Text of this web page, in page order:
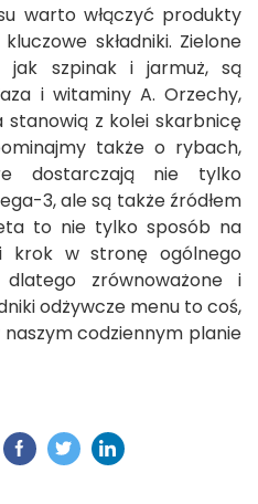
warto włączyć produkty
składniki. Zielone
jak szpinak i jarmuż, są
i witaminy A. Orzechy,
stanowią z kolei skarbnicę
także o rybach,
dostarczają nie tylko
3, ale są także źródłem
to nie tylko sposób na
krok w stronę ogólnego
zrównoważone i
odżywcze menu to coś,
codziennym planie